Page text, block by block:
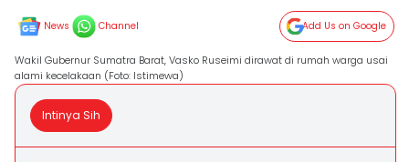
News Channel Add Us on Google
Wakil Gubernur Sumatra Barat, Vasko Ruseimi dirawat di rumah warga usai
alami kecelakaan (Foto: Istimewa)
Intinya Sih